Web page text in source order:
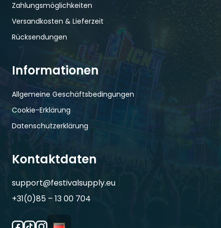
Zahlungsmöglichkeiten
Versandkosten & Lieferzeit
Rücksendungen
Informationen
Allgemeine Geschäftsbedingungen
Cookie-Erklärung
Datenschutzerklärung
Kontaktdaten
support@festivalsupply.eu
+31(0)85 – 13 00 704